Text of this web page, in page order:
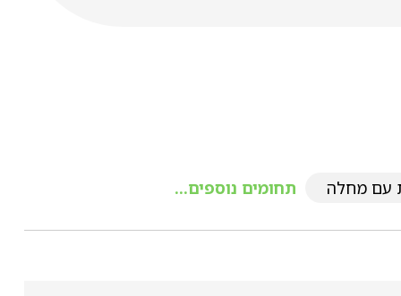
עם מחלה תחומים נוספים...